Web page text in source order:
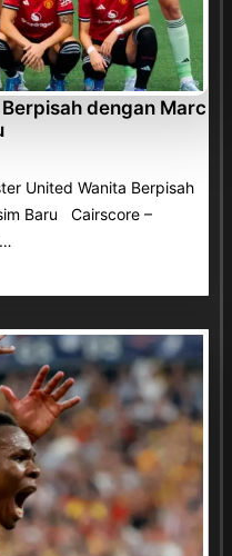
dengan Marc
United Wanita Berpisah
Baru Cairscore –